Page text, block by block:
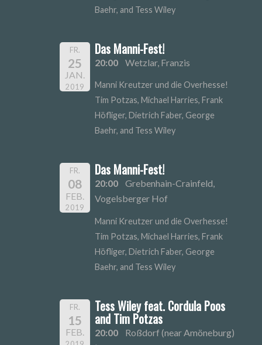
Baehr, and Tess Wiley
FR.
25
JAN.
2019
Das Manni-Fest!
20:00 Wetzlar, Franzis
Manni Kreutzer und die Overhesse!
Tim Potzas, Michael Harries, Frank
Höfliger, Dietrich Faber, George
Baehr, and Tess Wiley
FR.
08
FEB.
2019
Das Manni-Fest!
20:00
Grebenhain-Crainfeld,
Vogelsberger Hof
Manni Kreutzer und die Overhesse!
Tim Potzas, Michael Harries, Frank
Höfliger, Dietrich Faber, George
Baehr, and Tess Wiley
FR.
15
FEB.
Tess Wiley feat. Cordula Poos
and Tim Potzas
20:00
Roßdorf (near Amöneburg)